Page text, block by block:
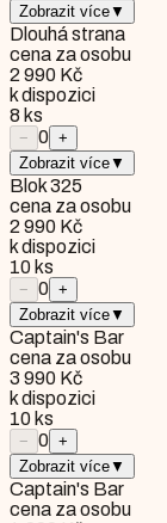
Zobrazit více▼
Dlouhá strana
cena za osobu
2 990 Kč
k dispozici
8 ks
− 0 +
Zobrazit více▼
Blok 325
cena za osobu
2 990 Kč
k dispozici
10 ks
− 0 +
Zobrazit více▼
Captain's Bar
cena za osobu
3 990 Kč
k dispozici
10 ks
− 0 +
Zobrazit více▼
Captain's Bar
cena za osobu